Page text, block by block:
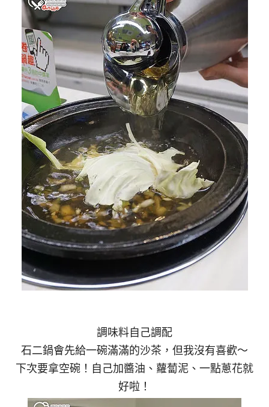
調味料自己調配
石二鍋會先給一碗滿滿的沙茶，但我沒有喜歡～
下次要拿空碗！自己加醬油、蘿蔔泥、一點蔥花就
好啦！